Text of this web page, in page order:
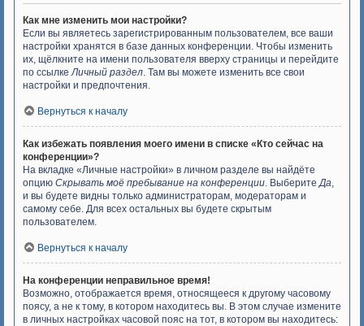
Как мне изменить мои настройки?
Если вы являетесь зарегистрированным пользователем, все ваши
настройки хранятся в базе данных конференции. Чтобы изменить
их, щёлкните на имени пользователя вверху страницы и перейдите
по ссылкеЛичный раздел. Там вы можете изменить все свои
настройки и предпочтения.
Вернуться к началу
Как избежать появления моего имени в списке «Кто сейчас на
конференции»?
На вкладке «Личные настройки» в личном разделе вы найдёте
опцию Скрывать моё пребывание на конференции. ВыберитеДа,
и вы будете видны только администраторам, модераторам и
самому себе. Для всех остальных вы будете скрытым
пользователем.
Вернуться к началу
На конференции неправильное время!
Возможно, отображается время, относящееся к другому часовому
поясу, а не к тому, в котором находитесь вы. В этом случае измените
в личных настройках часовой пояс на тот, в котором вы находитесь: